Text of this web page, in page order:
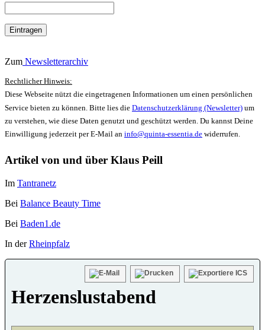
Zum Newsletterarchiv
Rechtlicher Hinweis:
Diese Webseite nützt die eingetragenen Informationen um einen persönlichen
Service bieten zu können. Bitte lies die Datenschutzerklärung (Newsletter) um
zu verstehen, wie diese Daten genutzt und geschützt werden. Du kannst Deine
Einwilligung jederzeit per E-Mail an info@quinta-essentia.de widerrufen.
Artikel von und über Klaus Peill
Im Tantranetz
Bei Balance Beauty Time
Bei Baden1.de
In derRheinpfalz
Herzenslustabend